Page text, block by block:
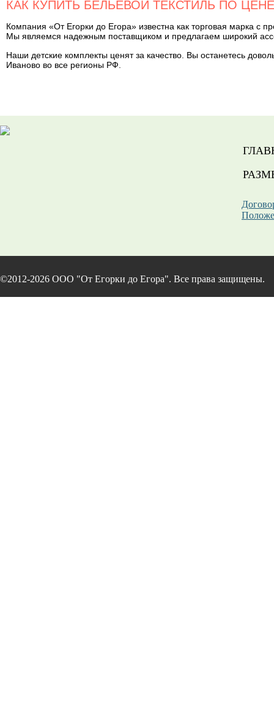
КАК КУПИТЬ БЕЛЬЕВОЙ ТЕКСТИЛЬ ПО
Компания «От Егорки до Егора» известна как торговая марка с
Мы являемся надежным поставщиком и предлагаем широкий
Наши детские комплекты ценят за качество. Вы останетесь
Иваново во все регионы РФ.
©2012-2026 ООО "От Егорки до Егора". Все права защищены.